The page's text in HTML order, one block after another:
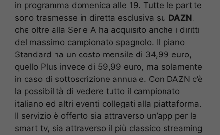
in programma domenica alle 19. Tutte le partite
sono trasmesse in diretta esclusiva su DAZN,
che oltre alla Serie A ha acquisito anche i diritti
del massimo campionato spagnolo. Il piano
Standard ha un costo mensile di 34,99 euro,
quello Plus invece di 59,99 euro, ma solamente
in caso di sottoscrizione annuale. Con DAZN c’è
la possibilità di vedere tutto il campionato
italiano ed altri eventi collegati alla piattaforma.
Il servizio è offerto sia attraverso un’app per le
smart tv, sia attraverso il più classico streaming